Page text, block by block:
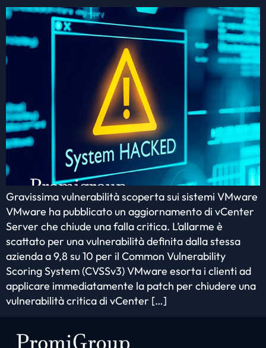
Gravissima vulnerabilità scoperta sui sistemi VMware
VMware ha pubblicato un aggiornamento di vCenter
Server che chiude una falla critica. L’allarme è
scattato per una vulnerabilità definita dalla stessa
azienda a 9,8 su 10 per il Common Vulnerability
Scoring System (CVSSv3) VMware esorta i clienti ad
applicare immediatamente la patch per chiudere una
vulnerabilità critica di vCenter […]